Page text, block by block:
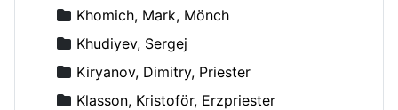
Khomich, Mark, Mönch
Khudiyev, Sergej
Kiryanov, Dimitry, Priester
Klasson, Kristoför, Erzpriester